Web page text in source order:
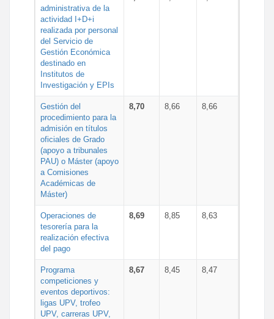
administrativa de la
actividad I+D+i
realizada por personal
del Servicio de
Gestión Económica
destinado en
Institutos de
Investigación y EPIs
Gestión del
procedimiento para la
admisión en títulos
oficiales de Grado
(apoyo a tribunales
PAU) o Máster (apoyo
a Comisiones
Académicas de
Máster)
8,70 8,66 8,66
Operaciones de
tesorería para la
realización efectiva
del pago
8,69 8,85 8,63
Programa
competiciones y
eventos deportivos:
ligas UPV, trofeo
UPV, carreras UPV,
8,67 8,45 8,47